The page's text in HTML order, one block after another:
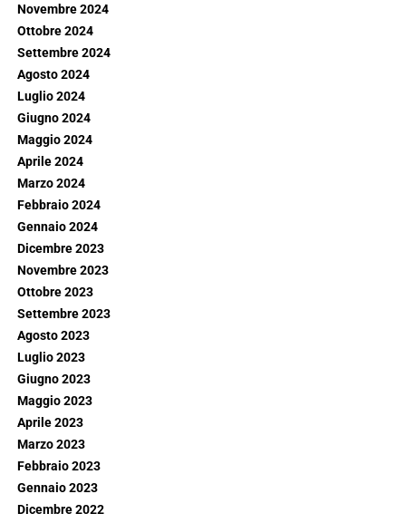
Novembre 2024
Ottobre 2024
Settembre 2024
Agosto 2024
Luglio 2024
Giugno 2024
Maggio 2024
Aprile 2024
Marzo 2024
Febbraio 2024
Gennaio 2024
Dicembre 2023
Novembre 2023
Ottobre 2023
Settembre 2023
Agosto 2023
Luglio 2023
Giugno 2023
Maggio 2023
Aprile 2023
Marzo 2023
Febbraio 2023
Gennaio 2023
Dicembre 2022